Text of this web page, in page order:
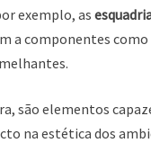
exemplo, as
a componentes
são elementos
na estética dos